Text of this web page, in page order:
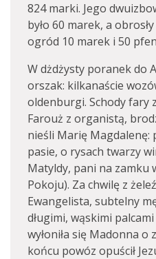
824 marki. Jego
było 60 marek, a
ogród 10 marek i 50
W dżdżysty poranek do
orszak: kilkanaście
oldenburgi. Schody fary
Farouż z organistą,
nieśli Marię Magdalenę:
pasie, o rysach twarzy
Matyldy, pani na zamku
Pokoju). Za chwilę z
Ewangelista, subtelny
długimi, wąskimi
wyłoniła się Madonna o
końcu powóz opuścił